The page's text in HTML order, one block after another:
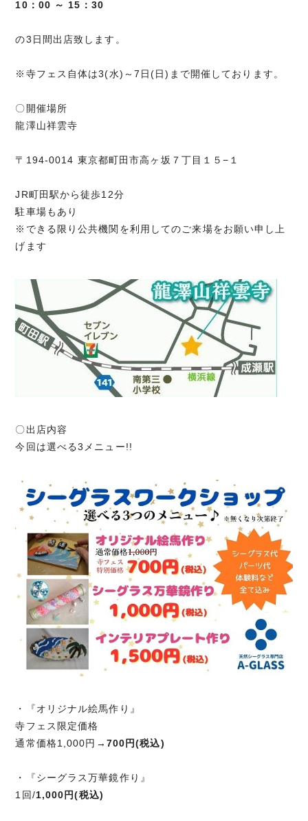
10：00 ～ 15：30
の3日間出店致します。
※寺フェス自体は3(水)～7日(日)まで開催しております。
〇開催場所
龍澤山祥雲寺
〒194-0014 東京都町田市高ヶ坂７丁目１５−１
JR町田駅から徒歩12分
駐車場もあり
※できる限り公共機関を利用してのご来場をお願い申し上
げます
〇出店内容
今回は選べる3メニュー!!
・『オリジナル絵馬作り』
寺フェス限定価格
通常価格1,000円→ 700円(税込)
・『シーグラス万華鏡作り』
1回/1,000円(税込)